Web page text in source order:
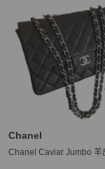
Chanel
Chanel Caviar Jumbo 羊